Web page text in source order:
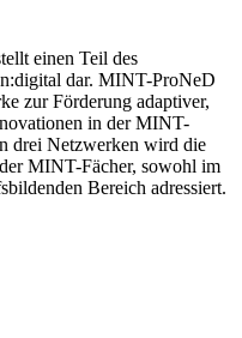
einen Teil des
dar. MINT-ProNeD
zur Förderung adaptiver,
in der MINT-
drei Netzwerken wird die
MINT-Fächer, sowohl im
Bereich adressiert.